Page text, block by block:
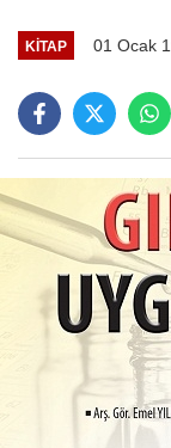
KITAP 01 Ocak